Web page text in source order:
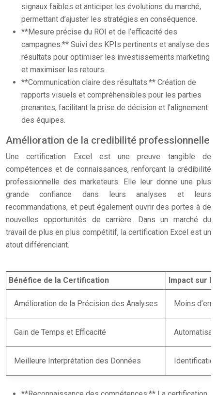
signaux faibles et anticiper les évolutions du marché,
permettant d’ajuster les stratégies en conséquence.
**Mesure précise du ROI et de l’efficacité des
campagnes:** Suivi des KPIs pertinents et analyse des
résultats pour optimiser les investissements marketing
et maximiser les retours.
**Communication claire des résultats:** Création de
rapports visuels et compréhensibles pour les parties
prenantes, facilitant la prise de décision et l’alignement
des équipes.
Amélioration de la credibilité professionnelle
Une certification Excel est une preuve tangible de
compétences et de connaissances, renforçant la crédibilité
professionnelle des marketeurs. Elle leur donne une plus
grande confiance dans leurs analyses et leurs
recommandations, et peut également ouvrir des portes à de
nouvelles opportunités de carrière. Dans un marché du
travail de plus en plus compétitif, la certification Excel est un
atout différenciant.
Bénéfice de la Certification Impact sur
Amélioration de la Précision des Analyses Moins
Gain de Temps et Efficacité
Meilleure Interprétation des Données